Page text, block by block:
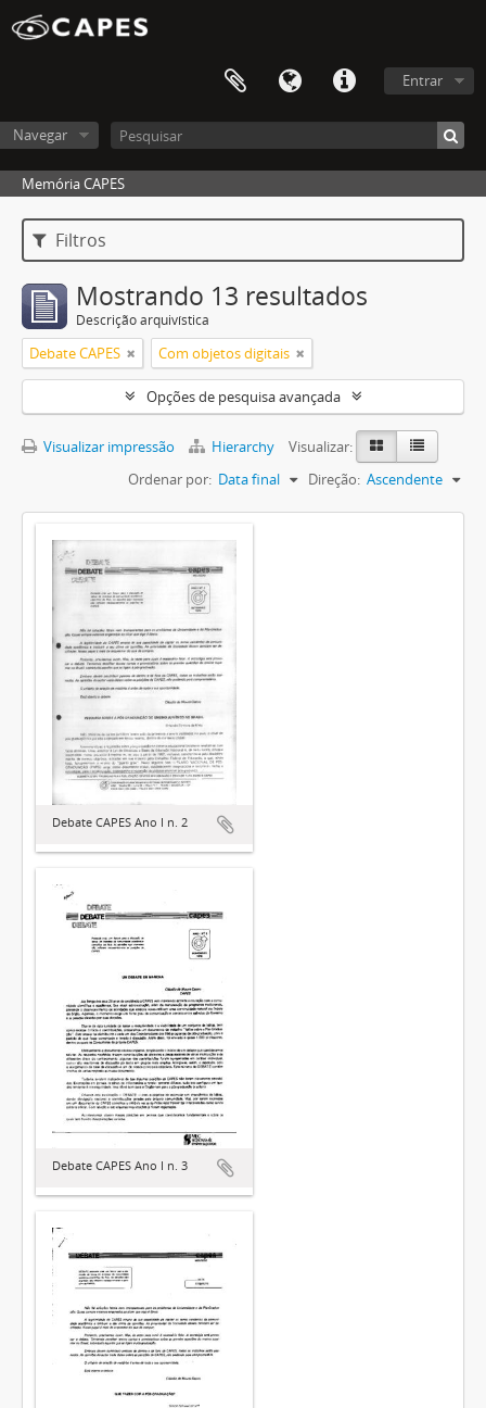
Entrar
Navegar
Memória CAPES
Filtros
Mostrando 13 resultados
Descrição arquivística
Debate CAPES Com objetos digitais
Opções de pesquisa avançada
Visualizar impressão Hierarchy
Visualizar:
Ordenar por: Data final Direção: Ascendente
Debate CAPES Ano I n. 2
Debate CAPES Ano I n. 3